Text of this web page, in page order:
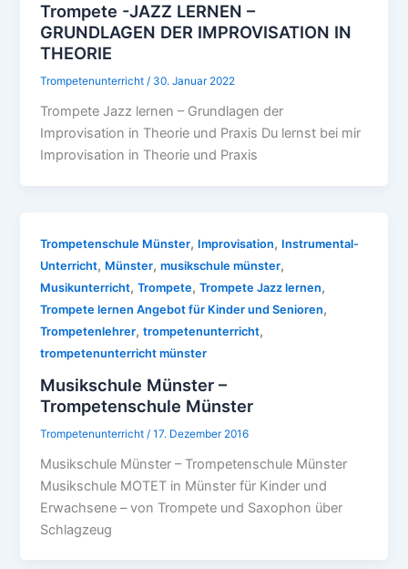
Trompete -JAZZ LERNEN –
GRUNDLAGEN DER IMPROVISATION IN
THEORIE
Trompetenunterricht/ 30. Januar 2022
Trompete Jazz lernen – Grundlagen der
Improvisation in Theorie und Praxis Du lernst bei mir
Improvisation in Theorie und Praxis
Trompetenschule Münster, Improvisation, Instrumental-
Unterricht, Münster,musikschule münster,
Musikunterricht,Trompete,Trompete Jazz lernen,
Trompete lernen Angebot für Kinder und Senioren,
Trompetenlehrer,trompetenunterricht,
trompetenunterricht münster
Musikschule Münster –
Trompetenschule Münster
Trompetenunterricht /17. Dezember 2016
Musikschule Münster – Trompetenschule Münster
Musikschule MOTET in Münster für Kinder und
Erwachsene – von Trompete und Saxophon über
Schlagzeug